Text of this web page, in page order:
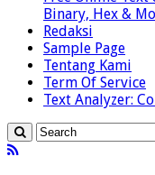
Binary, Hex &
Redaksi
Sample Page
Tentang Kami
Term Of Service
Text Analyzer: